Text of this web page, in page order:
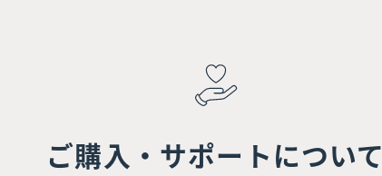
ご購入・サポートについて